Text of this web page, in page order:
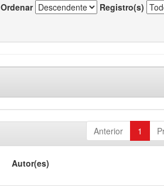
Ordenar Registro(s)
Anterior 1
Autor(es)